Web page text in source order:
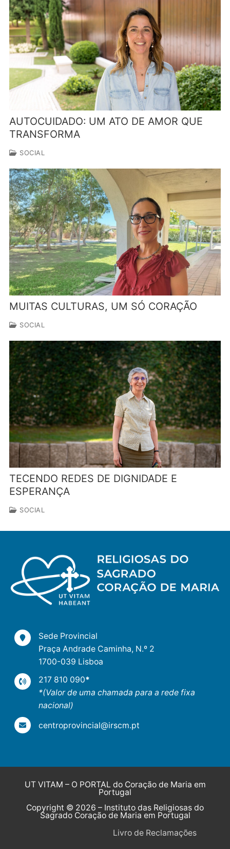
AUTOCUIDADO: UM ATO DE AMOR QUE
TRANSFORMA
SOCIAL
MUITAS CULTURAS, UM SÓ CORAÇÃO
SOCIAL
TECENDO REDES DE DIGNIDADE E
ESPERANÇA
SOCIAL
Sede Provincial
Praça Andrade Caminha, N.º 2
1700-039 Lisboa
217 810 090*
*(Valor de uma chamada para a rede fixa
nacional)
centroprovincial@irscm.pt
UT VITAM – O PORTAL do Coração de Maria em
Portugal
Copyright © 2026 – Instituto das Religiosas do
Sagrado Coração de Maria em Portugal
Livro de Reclamações